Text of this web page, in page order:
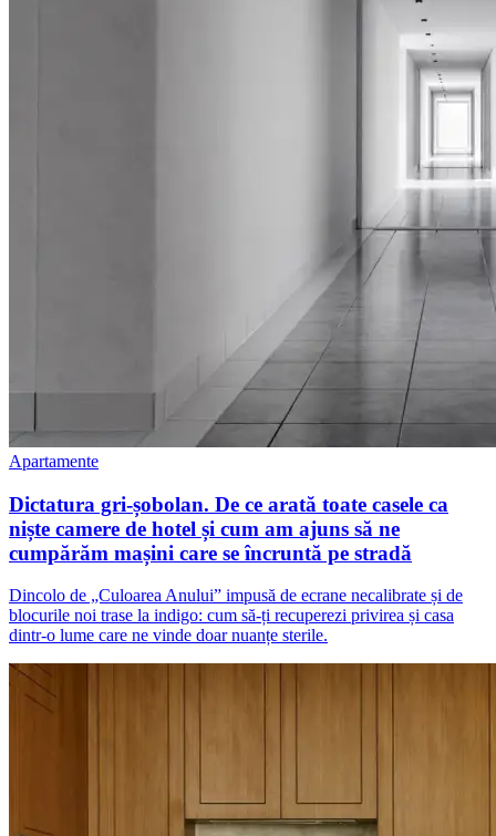
Apartamente
Dictatura gri-șobolan. De ce arată toate casele ca
niște camere de hotel și cum am ajuns să ne
cumpărăm mașini care se încruntă pe stradă
Dincolo de „Culoarea Anului” impusă de ecrane necalibrate și de
blocurile noi trase la indigo: cum să-ți recuperezi privirea și casa
dintr-o lume care ne vinde doar nuanțe sterile.